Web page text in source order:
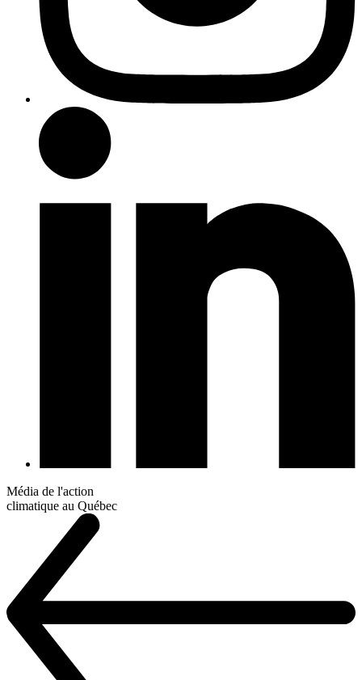
Média de l'action
climatique au Québec